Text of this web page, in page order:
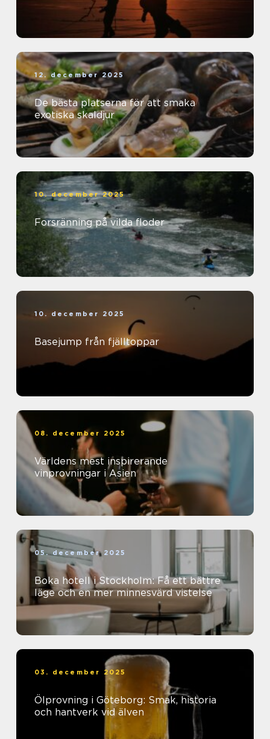
12. december 2025
De bästa platserna för att smaka
exotiska skaldjur
10. december 2025
Forsränning på vilda floder
10. december 2025
Basejump från fjälltoppar
08. december 2025
Världens mest inspirerande
vinprovningar i Asien
05. december 2025
Boka hotell i Stockholm: Få ett bättre
läge och en mer minnesvärd vistelse
03. december 2025
Ölprovning i Göteborg: Smak, historia
och hantverk vid älven